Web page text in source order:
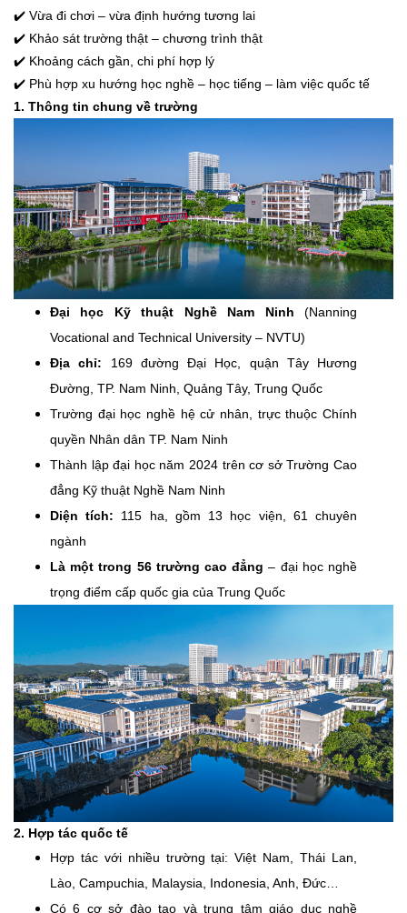
✔️ Vừa đi chơi – vừa định hướng tương lai
✔️ Khảo sát trường thật – chương trình thật
✔️ Khoảng cách gần, chi phí hợp lý
✔️ Phù hợp xu hướng học nghề – học tiếng – làm việc quốc tế
1. Thông tin chung về trường
Đại học Kỹ thuật Nghề Nam Ninh (Nanning
Vocational and Technical University – NVTU)
Địa chỉ: 169 đường Đại Học, quận Tây Hương
Đường, TP. Nam Ninh, Quảng Tây, Trung Quốc
Trường đại học nghề hệ cử nhân, trực thuộc Chính
quyền Nhân dân TP. Nam Ninh
Thành lập đại học năm 2024 trên cơ sở Trường Cao
đẳng Kỹ thuật Nghề Nam Ninh
Diện tích: 115 ha, gồm 13 học viện, 61 chuyên
ngành
Là một trong 56 trường cao đẳng– đại học nghề
trọng điểm cấp quốc gia của Trung Quốc
2. Hợp tác quốc tế
Hợp tác với nhiều trường tại: Việt Nam, Thái Lan,
Lào, Campuchia, Malaysia, Indonesia, Anh, Đức…
Có 6 cơ sở đào tạo và trung tâm giáo dục nghề